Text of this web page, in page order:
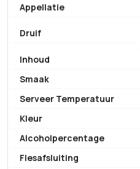
Appellatie
Druif
Inhoud
Smaak
Serveer Temperatuur
Kleur
Alcoholpercentage
Flesafsluiting